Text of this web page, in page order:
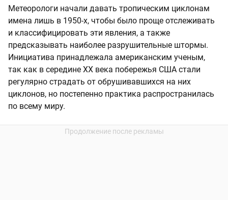
Метеорологи начали давать тропическим циклонам
имена лишь в 1950-х, чтобы было проще отслеживать
и классифицировать эти явления, а также
предсказывать наиболее разрушительные штормы.
Инициатива принадлежала американским ученым,
так как в середине XX века побережья США стали
регулярно страдать от обрушивавшихся на них
циклонов, но постепенно практика распространилась
по всему миру.